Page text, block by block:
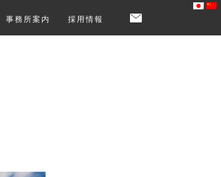
事務所案内 採用情報